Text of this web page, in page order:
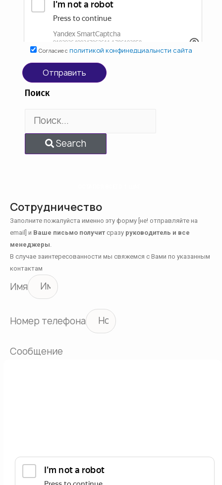
Согласие с политикой конфинедциальнсти сайта
Отправить
Поиск
Search
Сотрудничество
Заполните пожалуйста именно эту форму [не! отправляйте на
email] и Ваше письмо получит сразу руководитель и все
менеджеры
В случае заинтересованности мы свяжемся с Вами по указанным
контактам
Имя
Номер телефона
Сообщение